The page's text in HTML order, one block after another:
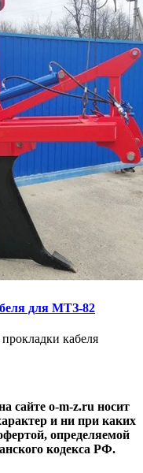
для МTЗ-82
кабeля
сайте o-m-z.ru носит
и ни при каких
определяемой
кодекса РФ.